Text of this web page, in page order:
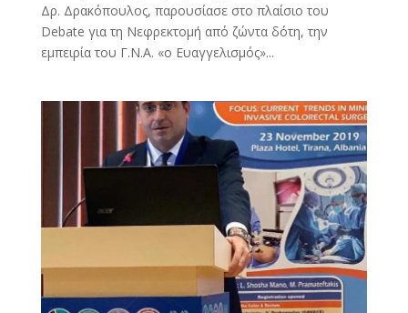
Δρ. Δρακόπουλος, παρουσίασε στο πλαίσιο του
Debate για τη Νεφρεκτομή από ζώντα δότη, την
εμπειρία του Γ.Ν.Α. «ο Ευαγγελισμός»...